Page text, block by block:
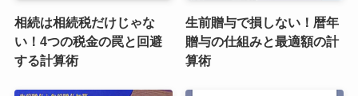
相続は相続税だけじゃな
い！4つの税金の罠と回避
する計算術
生前贈与で損しない！暦年
贈与の仕組みと最適額の計
算術